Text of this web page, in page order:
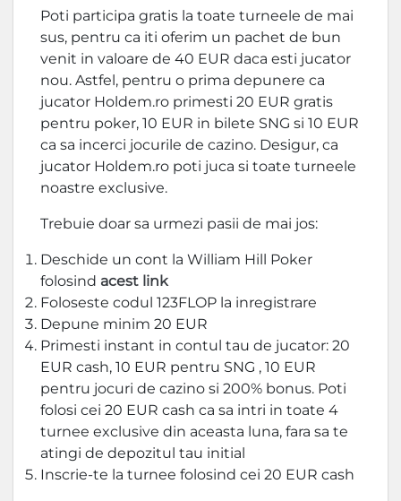
Poti participa gratis la toate turneele de mai
sus, pentru ca iti oferim un pachet de bun
venit in valoare de 40 EUR daca esti jucator
nou. Astfel, pentru o prima depunere ca
jucator Holdem.ro primesti 20 EUR gratis
pentru poker, 10 EUR in bilete SNG si 10 EUR
ca sa incerci jocurile de cazino. Desigur, ca
jucator Holdem.ro poti juca si toate turneele
noastre exclusive.
Trebuie doar sa urmezi pasii de mai jos:
Deschide un cont la William Hill Poker
folosind acest link
Foloseste codul 123FLOP la inregistrare
Depune minim 20 EUR
Primesti instant in contul tau de jucator: 20
EUR cash, 10 EUR pentru SNG , 10 EUR
pentru jocuri de cazino si 200% bonus. Poti
folosi cei 20 EUR cash ca sa intri in toate 4
turnee exclusive din aceasta luna, fara sa te
atingi de depozitul tau initial
Inscrie-te la turnee folosind cei 20 EUR cash